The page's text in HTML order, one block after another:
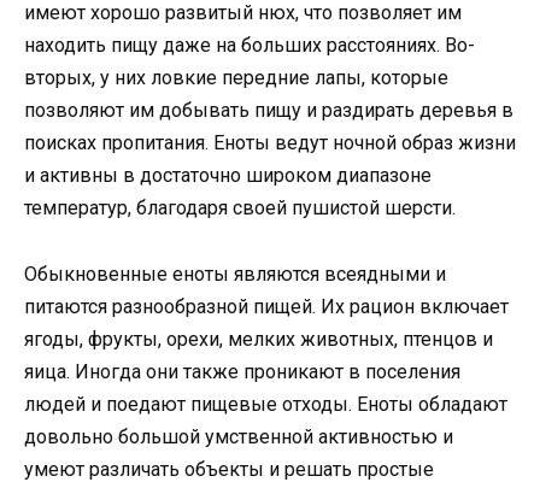
имеют хорошо развитый нюх, что позволяет им
находить пищу даже на больших расстояниях. Во-
вторых, у них ловкие передние лапы, которые
позволяют им добывать пищу и раздирать деревья в
поисках пропитания. Еноты ведут ночной образ жизни
и активны в достаточно широком диапазоне
температур, благодаря своей пушистой шерсти.
Обыкновенные еноты являются всеядными и
питаются разнообразной пищей. Их рацион включает
ягоды, фрукты, орехи, мелких животных, птенцов и
яица. Иногда они также проникают в поселения
людей и поедают пищевые отходы. Еноты обладают
довольно большой умственной активностью и
умеют различать объекты и решать простые